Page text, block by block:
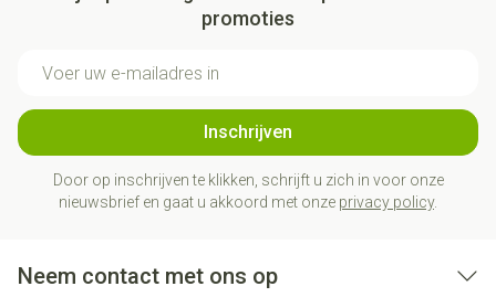
promoties
Inschrijven
Door op inschrijven te klikken, schrijft u zich in voor onze
nieuwsbrief en gaat u akkoord met onze privacy policy.
Neem contact met ons op